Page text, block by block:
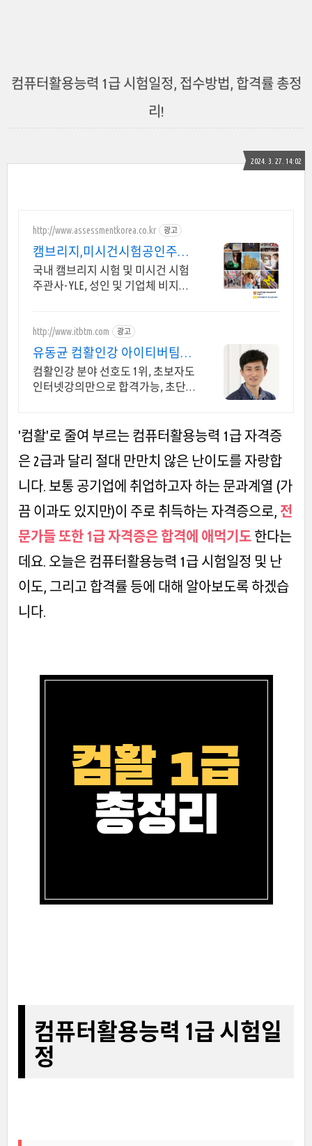
컴퓨터활용능력 1급 시험일정, 접수방법, 합격률 총정
리!
2024. 3. 27. 14:02
http://www.assessmentkorea.co.kr 광고
캠브리지,미시건시험공인주관
사
국내 캠브리지 시험 및 미시건 시험
주관사- YLE, 성인 및 기업체 비지니
http://www.itbtm.com 광고
유동균 컴활인강 아이티버팀목
2026년 대비
컴활인강 분야 선호도 1위, 초보자도
인터넷강의만으로 합격가능, 초단
'컴활'로 줄여 부르는 컴퓨터활용능력 1급 자격증
은 2급과 달리 절대 만만치 않은 난이도를 자랑합
니다. 보통 공기업에 취업하고자 하는 문과계열 (가
끔 이과도 있지만)이 주로 취득하는 자격증으로, 전
문가들 또한 1급 자격증은 합격에 애먹기도 한다는
데요. 오늘은 컴퓨터활용능력 1급 시험일정 및 난
이도, 그리고 합격률 등에 대해 알아보도록 하겠습
니다.
컴퓨터활용능력 1급 시험일
정